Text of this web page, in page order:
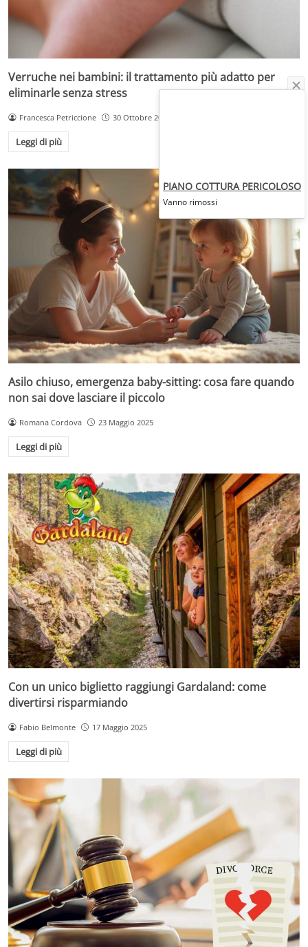
Verruche nei bambini: il trattamento più adatto per
eliminarle senza stress
Francesca Petriccione 30 Ottobre 2025
Leggi di più
Asilo chiuso, emergenza baby-sitting: cosa fare quando
non sai dove lasciare il piccolo
Romana Cordova 23 Maggio 2025
Leggi di più
Con un unico biglietto raggiungi Gardaland: come
divertirsi risparmiando
Fabio Belmonte 17 Maggio 2025
Leggi di più
PIANO COTTURA PERICOLOSO
Vanno rimossi